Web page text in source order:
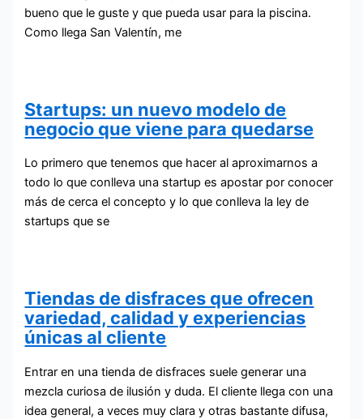
bueno que le guste y que pueda usar para la piscina.
Como llega San Valentín, me
Startups: un nuevo modelo de
negocio que viene para quedarse
Lo primero que tenemos que hacer al aproximarnos a
todo lo que conlleva una startup es apostar por conocer
más de cerca el concepto y lo que conlleva la ley de
startups que se
Tiendas de disfraces que ofrecen
variedad, calidad y experiencias
únicas al cliente
Entrar en una tienda de disfraces suele generar una
mezcla curiosa de ilusión y duda. El cliente llega con una
idea general, a veces muy clara y otras bastante difusa,